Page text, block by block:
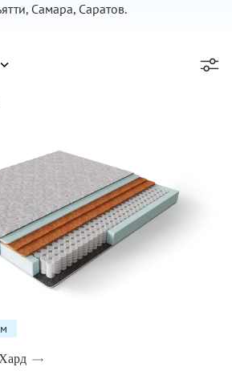
Самара, Саратов.